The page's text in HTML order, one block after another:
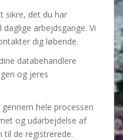
sikre, det du har
arbejdsgange. Vi
dig løbende.
databehandlere
og jeres
hele processen
og udarbejdelse af
til de registrerede.